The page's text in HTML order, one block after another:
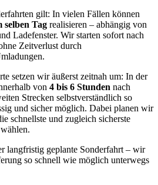
gilt: In vielen Fällen können
selben Tag realisieren – abhängig von
Ladefenster. Wir starten sofort nach
Zeitverlust durch
setzen wir äußerst zeitnah um: In der
von 4 bis 6 Stunden nach
Strecken selbstverständlich so
und sicher möglich. Dabei planen wir
schnellste und zugleich sicherste
langfristig geplante Sonderfahrt – wir
so schnell wie möglich unterwegs